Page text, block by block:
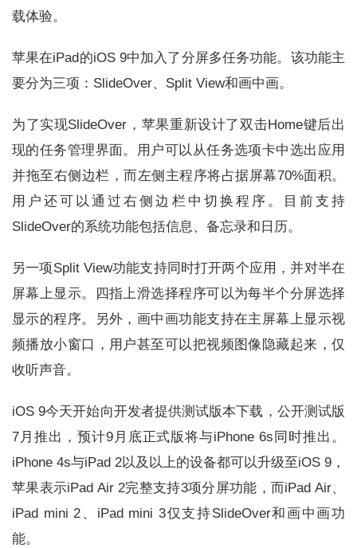
载体验。
苹果在iPad的iOS 9中加入了分屏多任务功能。该功能主
要分为三项：SlideOver、Split View和画中画。
为了实现SlideOver，苹果重新设计了双击Home键后出
现的任务管理界面。用户可以从任务选项卡中选出应用
并拖至右侧边栏，而左侧主程序将占据屏幕70%面积。
用户还可以通过右侧边栏中切换程序。目前支持
SlideOver的系统功能包括信息、备忘录和日历。
另一项Split View功能支持同时打开两个应用，并对半在
屏幕上显示。四指上滑选择程序可以为每半个分屏选择
显示的程序。另外，画中画功能支持在主屏幕上显示视
频播放小窗口，用户甚至可以把视频图像隐藏起来，仅
收听声音。
iOS 9今天开始向开发者提供测试版本下载，公开测试版
7月推出，预计9月底正式版将与iPhone 6s同时推出。
iPhone 4s与iPad 2以及以上的设备都可以升级至iOS 9，
苹果表示iPad Air 2完整支持3项分屏功能，而iPad Air、
iPad mini 2、iPad mini 3仅支持SlideOver和画中画功
能。